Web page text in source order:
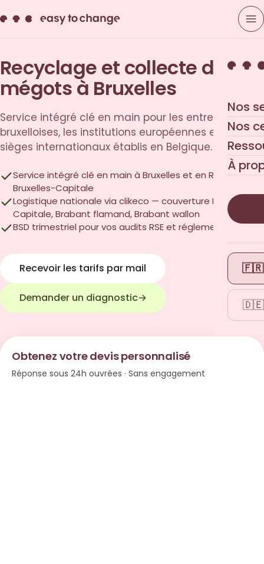
Nos
Nos
À
🇫🇷
🇩🇪
Recyclage et collecte des
mégots à Bruxelles
Service intégré clé en main pour les entreprises
bruxelloises, les institutions européennes et les
sièges internationaux établis en Belgique.
Service intégré clé en main à Bruxelles et en Région de
Bruxelles-Capitale
Logistique nationale via clikeco — couverture Bruxelles-
Capitale, Brabant flamand, Brabant wallon
BSD trimestriel pour vos audits RSE et réglementaires
Recevoir les tarifs par mail
Demander un diagnostic→
Obtenez votre devis personnalisé
Réponse sous 24h ouvrées · Sans engagement